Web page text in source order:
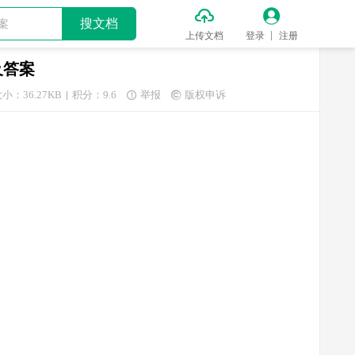
搜文档 
上传文档

登录 注册
案
小：36.27KB 积分：9.6  举报  版权申诉